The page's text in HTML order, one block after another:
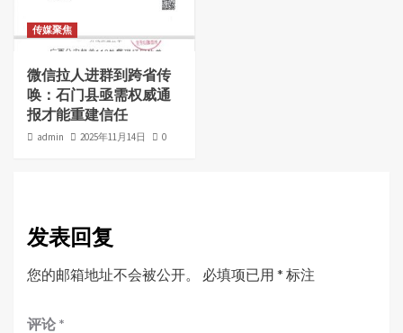
传媒聚焦
微信拉人进群到跨省传
唤：石门县亟需权威通
报才能重建信任
admin 2025年11月14日 0
发表回复
您的邮箱地址不会被公开。 必填项已用 * 标注
评论 *